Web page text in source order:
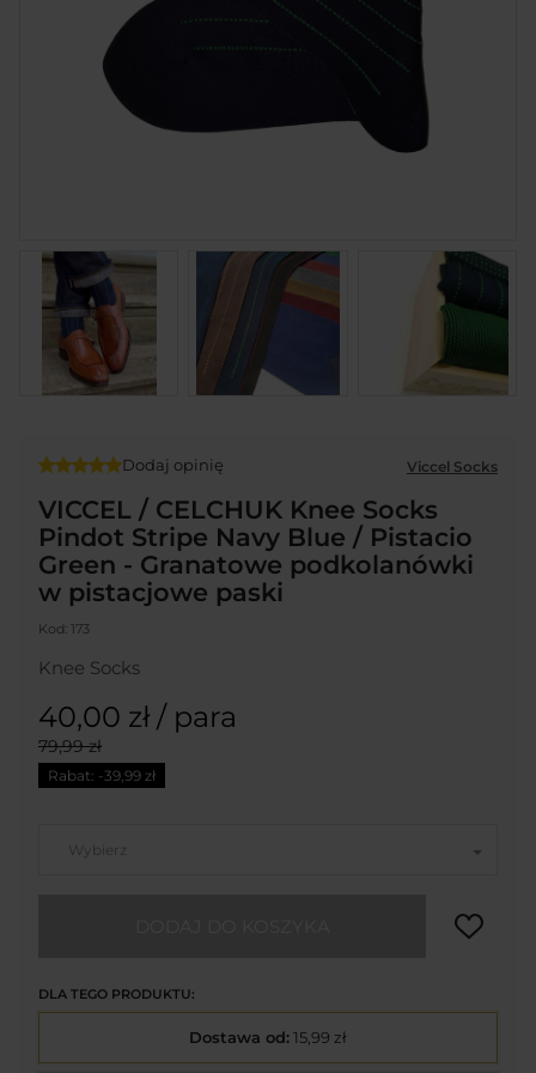
Dodaj opinię Viccel Socks
VICCEL / CELCHUK Knee Socks
Pindot Stripe Navy Blue / Pistacio
Green - Granatowe podkolanówki
w pistacjowe paski
Kod: 173
Knee Socks
40,00 zł / para
79,99 zł
Rabat: -39,99 zł
Wybierz
DLA TEGO PRODUKTU:
Dostawa od:15,99 zł